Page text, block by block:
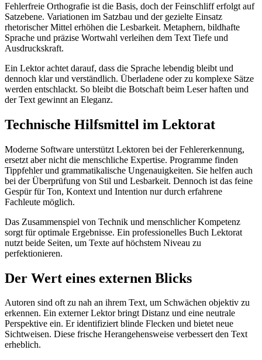
Fehlerfreie Orthografie ist die Basis, doch der Feinschliff erfolgt auf
Satzebene. Variationen im Satzbau und der gezielte Einsatz
rhetorischer Mittel erhöhen die Lesbarkeit. Metaphern, bildhafte
Sprache und präzise Wortwahl verleihen dem Text Tiefe und
Ausdruckskraft.
Ein Lektor achtet darauf, dass die Sprache lebendig bleibt und
dennoch klar und verständlich. Überladene oder zu komplexe Sätze
werden entschlackt. So bleibt die Botschaft beim Leser haften und
der Text gewinnt an Eleganz.
Technische Hilfsmittel im Lektorat
Moderne Software unterstützt Lektoren bei der Fehlererkennung,
ersetzt aber nicht die menschliche Expertise. Programme finden
Tippfehler und grammatikalische Ungenauigkeiten. Sie helfen auch
bei der Überprüfung von Stil und Lesbarkeit. Dennoch ist das feine
Gespür für Ton, Kontext und Intention nur durch erfahrene
Fachleute möglich.
Das Zusammenspiel von Technik und menschlicher Kompetenz
sorgt für optimale Ergebnisse. Ein professionelles Buch Lektorat
nutzt beide Seiten, um Texte auf höchstem Niveau zu
perfektionieren.
Der Wert eines externen Blicks
Autoren sind oft zu nah an ihrem Text, um Schwächen objektiv zu
erkennen. Ein externer Lektor bringt Distanz und eine neutrale
Perspektive ein. Er identifiziert blinde Flecken und bietet neue
Sichtweisen. Diese frische Herangehensweise verbessert den Text
erheblich.